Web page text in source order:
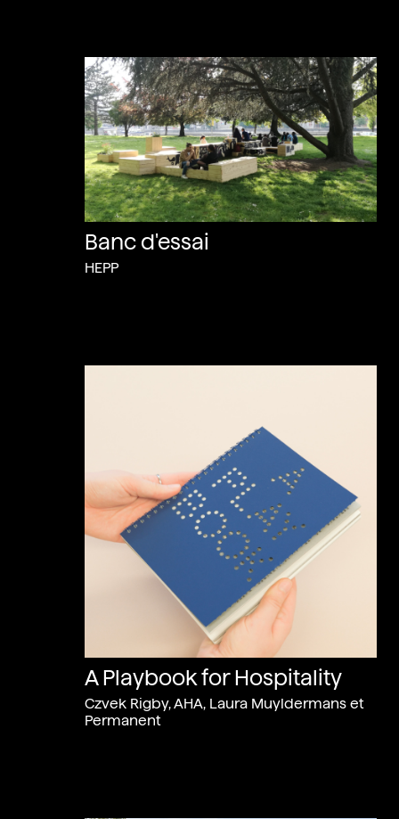
Banc d'essai
HEPP
A Playbook for Hospitality
Czvek Rigby, AHA, Laura Muyldermans et
Permanent